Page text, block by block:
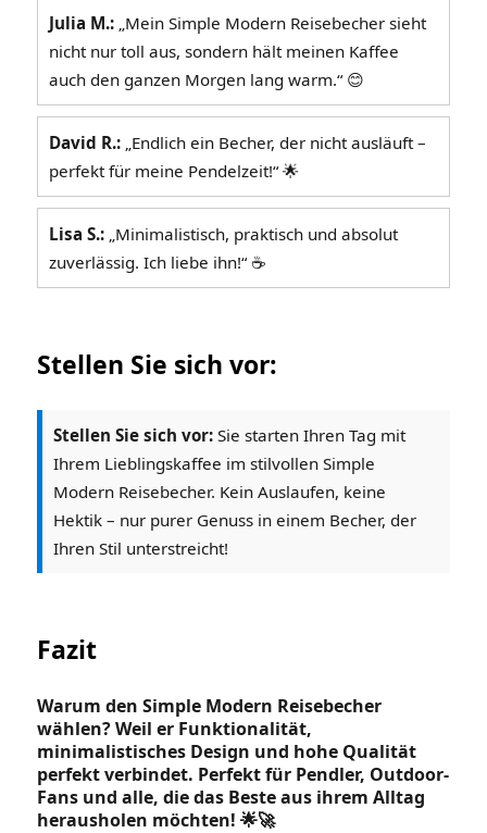
Julia M.: „Mein Simple Modern Reisebecher sieht
nicht nur toll aus, sondern hält meinen Kaffee
auch den ganzen Morgen lang warm.“ 😊
David R.: „Endlich ein Becher, der nicht ausläuft –
perfekt für meine Pendelzeit!“ 🌟
Lisa S.: „Minimalistisch, praktisch und absolut
zuverlässig. Ich liebe ihn!“ ☕
Stellen Sie sich vor:
Stellen Sie sich vor: Sie starten Ihren Tag mit
Ihrem Lieblingskaffee im stilvollen Simple
Modern Reisebecher. Kein Auslaufen, keine
Hektik – nur purer Genuss in einem Becher, der
Ihren Stil unterstreicht!
Fazit
Warum den Simple Modern Reisebecher
wählen? Weil er Funktionalität,
minimalistisches Design und hohe Qualität
perfekt verbindet. Perfekt für Pendler, Outdoor-
Fans und alle, die das Beste aus ihrem Alltag
herausholen möchten! 🌟🚀